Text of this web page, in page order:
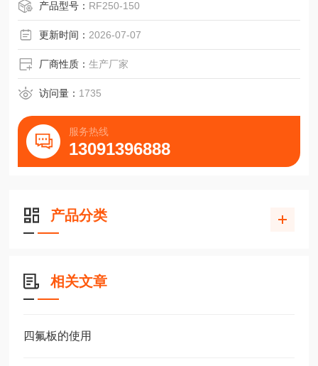
产品型号： RF250-150
更新时间： 2026-07-07
厂商性质：生产厂家
访问量： 1735
服务热线
13091396888
产品分类
相关文章
四氟板的使用